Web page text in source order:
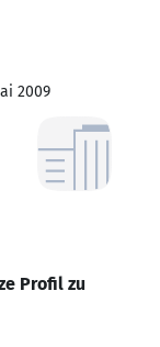
2009
Profil zu